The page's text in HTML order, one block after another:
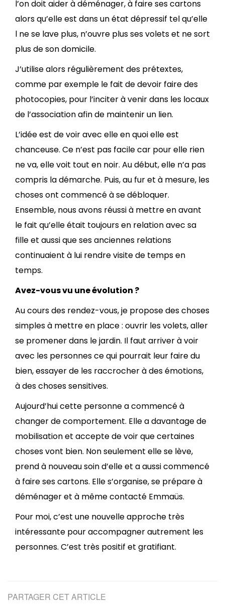
l’on doit aider à déménager, à faire ses cartons
alors qu’elle est dans un état dépressif tel qu’elle
l ne se lave plus, n’ouvre plus ses volets et ne sort
plus de son domicile.
J’utilise alors régulièrement des prétextes,
comme par exemple le fait de devoir faire des
photocopies, pour l’inciter à venir dans les locaux
de l’association afin de maintenir un lien.
L’idée est de voir avec elle en quoi elle est
chanceuse. Ce n’est pas facile car pour elle rien
ne va, elle voit tout en noir. Au début, elle n’a pas
compris la démarche. Puis, au fur et à mesure, les
choses ont commencé à se débloquer.
Ensemble, nous avons réussi à mettre en avant
le fait qu’elle était toujours en relation avec sa
fille et aussi que ses anciennes relations
continuaient à lui rendre visite de temps en
temps.
Avez-vous vu une évolution ?
Au cours des rendez-vous, je propose des choses
simples à mettre en place : ouvrir les volets, aller
se promener dans le jardin. Il faut arriver à voir
avec les personnes ce qui pourrait leur faire du
bien, essayer de les raccrocher à des émotions,
à des choses sensitives.
Aujourd’hui cette personne a commencé à
changer de comportement. Elle a davantage de
mobilisation et accepte de voir que certaines
choses vont bien. Non seulement elle se lève,
prend à nouveau soin d’elle et a aussi commencé
à faire ses cartons. Elle s’organise, se prépare à
déménager et à même contacté Emmaüs.
Pour moi, c’est une nouvelle approche très
intéressante pour accompagner autrement les
personnes. C’est très positif et gratifiant.
PARTAGER CET ARTICLE